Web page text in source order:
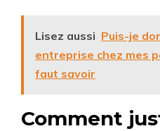
Lisez aussi Puis-je
entreprise chez mes
faut savoir
Comment